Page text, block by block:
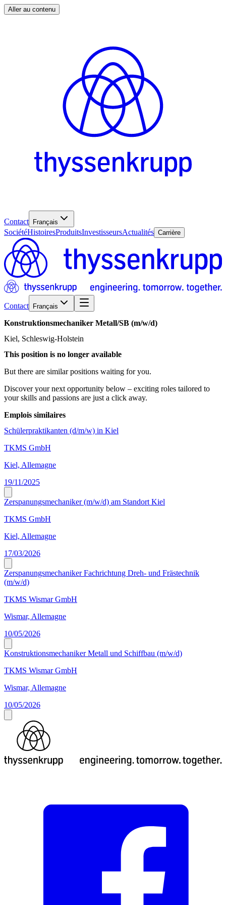
Aller au contenu
Contact Français
SociétéHistoiresProduitsInvestisseursActualités Carrière
Contact Français
Konstruktionsmechaniker Metall/​SB (m/w/d)
Kiel, Schleswig-Holstein
This position is no longer available
But there are similar positions waiting for you.
Discover your next opportunity below – exciting roles tailored to
your skills and passions are just a click away.
Emplois similaires
Schülerpraktikanten (d/m/w) in Kiel
TKMS GmbH
Kiel, Allemagne
19/11/2025
Zerspanungsmechaniker (m/w/d) am Standort Kiel
TKMS GmbH
Kiel, Allemagne
17/03/2026
Zerspanungsmechaniker Fachrichtung Dreh- und Frästechnik
(m/w/d)
TKMS Wismar GmbH
Wismar, Allemagne
10/05/2026
Konstruktionsmechaniker Metall und Schiffbau (m/w/d)
TKMS Wismar GmbH
Wismar, Allemagne
10/05/2026